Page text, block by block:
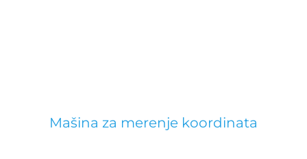
Mašina za merenje koordinata